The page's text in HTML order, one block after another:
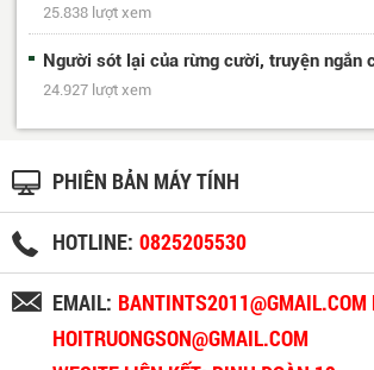
25.838 lượt xem
Người sót lại của rừng cười, truyện ngắn
24.927 lượt xem
PHIÊN BẢN MÁY TÍNH
HOTLINE: 0825205530
EMAIL: BANTINTS2011@GMAIL.COM
HOITRUONGSON@GMAIL.COM